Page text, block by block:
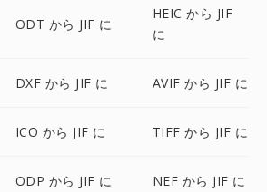
ODT から JIF に
HEIC から JIF
に
DXF から JIF に AVIF から JIF に
ICO から JIF に TIFF から JIF に
ODP から JIF に NEF から JIF に